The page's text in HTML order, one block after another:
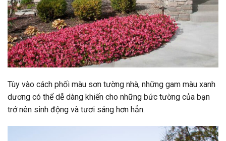
Tùy vào cách phối màu sơn tường nhà, những gam màu xanh
dương có thể dễ dàng khiến cho những bức tường của bạn
trở nên sinh động và tươi sáng hơn hẳn.